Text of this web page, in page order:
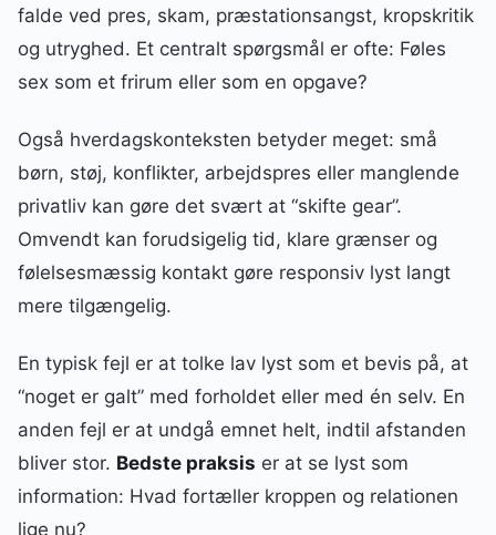
falde ved pres, skam, præstationsangst, kropskritik
og utryghed. Et centralt spørgsmål er ofte: Føles
sex som et frirum eller som en opgave?
Også hverdagskonteksten betyder meget: små
børn, støj, konflikter, arbejdspres eller manglende
privatliv kan gøre det svært at “skifte gear”.
Omvendt kan forudsigelig tid, klare grænser og
følelsesmæssig kontakt gøre responsiv lyst langt
mere tilgængelig.
En typisk fejl er at tolke lav lyst som et bevis på, at
“noget er galt” med forholdet eller med én selv. En
anden fejl er at undgå emnet helt, indtil afstanden
bliver stor. Bedste praksis er at se lyst som
information: Hvad fortæller kroppen og relationen
lige nu?